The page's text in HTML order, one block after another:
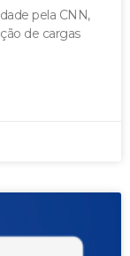
pela CNN,
de cargas